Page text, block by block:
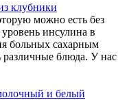
клубники
можно есть без
инсулина в
больных сахарным
блюда. У нас
и белый